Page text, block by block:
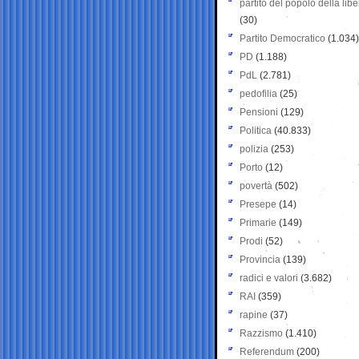
partito del popolo della
(30)
Partito Democratico (1.034)
PD (1.188)
PdL (2.781)
pedofilia (25)
Pensioni (129)
Politica (40.833)
polizia (253)
Porto (12)
povertà (502)
Presepe (14)
Primarie (149)
Prodi (52)
Provincia (139)
radici e valori (3.682)
RAI (359)
rapine (37)
Razzismo (1.410)
Referendum (200)